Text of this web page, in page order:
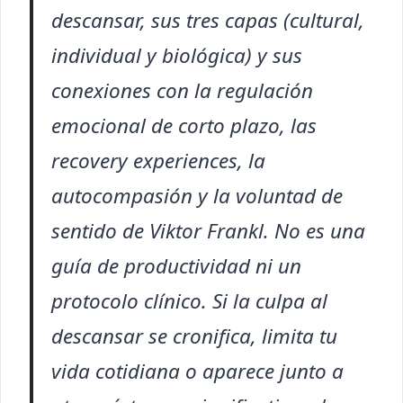
descansar, sus tres capas (cultural,
individual y biológica) y sus
conexiones con la regulación
emocional de corto plazo, las
recovery experiences, la
autocompasión y la voluntad de
sentido de Viktor Frankl. No es una
guía de productividad ni un
protocolo clínico. Si la culpa al
descansar se cronifica, limita tu
vida cotidiana o aparece junto a